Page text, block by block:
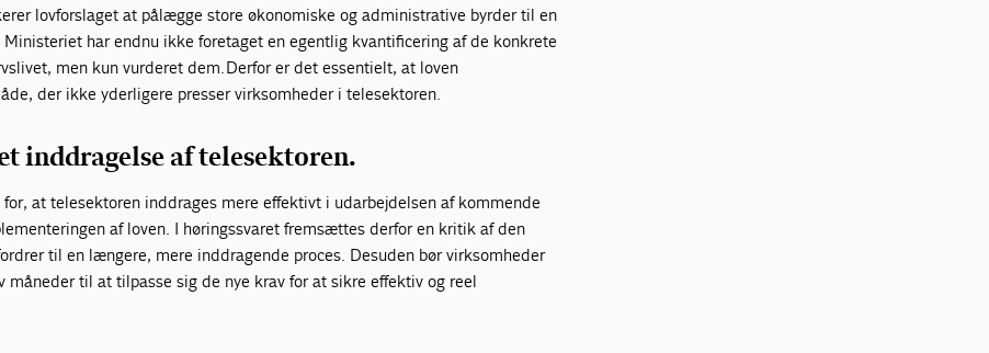
lovforslaget at pålægge store økonomiske og administrative byrder til en
har endnu ikke foretaget en egentlig kvantificering af de konkrete
men kun vurderet dem. Derfor er det essentielt, at loven
der ikke yderligere presser virksomheder i telesektoren.
inddragelse af telesektoren.
at telesektoren inddrages mere effektivt i udarbejdelsen af kommende
af loven. I høringssvaret fremsættes derfor en kritik af den
til en længere, mere inddragende proces. Desuden bør virksomheder
måneder til at tilpasse sig de nye krav for at sikre effektiv og reel